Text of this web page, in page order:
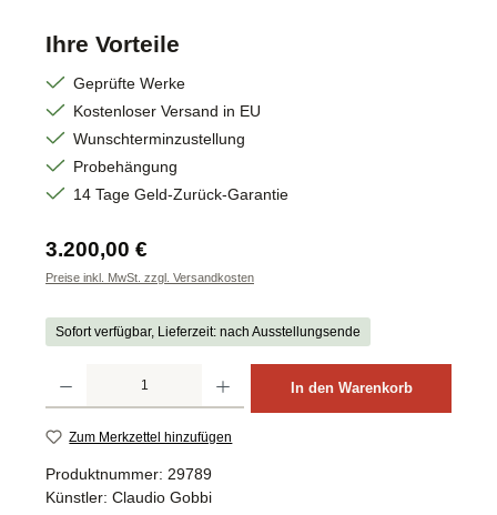
Ihre Vorteile
Geprüfte Werke
Kostenloser Versand in EU
Wunschterminzustellung
Probehängung
14 Tage Geld-Zurück-Garantie
Regulärer Preis:
3.200,00 €
Preise inkl. MwSt. zzgl. Versandkosten
Sofort verfügbar, Lieferzeit: nach Ausstellungsende
In den Warenkorb
Zum Merkzettel hinzufügen
Produktnummer: 29789
Künstler: Claudio Gobbi